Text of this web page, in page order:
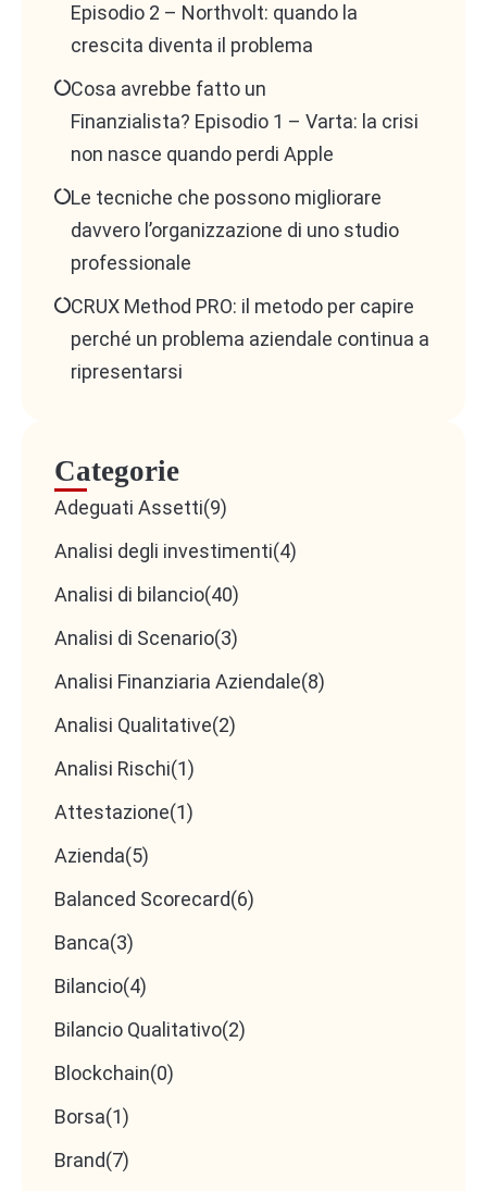
Episodio 2 – Northvolt: quando la
crescita diventa il problema
Cosa avrebbe fatto un
Finanzialista? Episodio 1 – Varta: la crisi
non nasce quando perdi Apple
Le tecniche che possono migliorare
davvero l’organizzazione di uno studio
professionale
CRUX Method PRO: il metodo per capire
perché un problema aziendale continua a
ripresentarsi
Categorie
Adeguati Assetti(9)
Analisi degli investimenti(4)
Analisi di bilancio(40)
Analisi di Scenario(3)
Analisi Finanziaria Aziendale(8)
Analisi Qualitative(2)
Analisi Rischi(1)
Attestazione(1)
Azienda(5)
Balanced Scorecard(6)
Banca(3)
Bilancio(4)
Bilancio Qualitativo(2)
Blockchain(0)
Borsa(1)
Brand(7)